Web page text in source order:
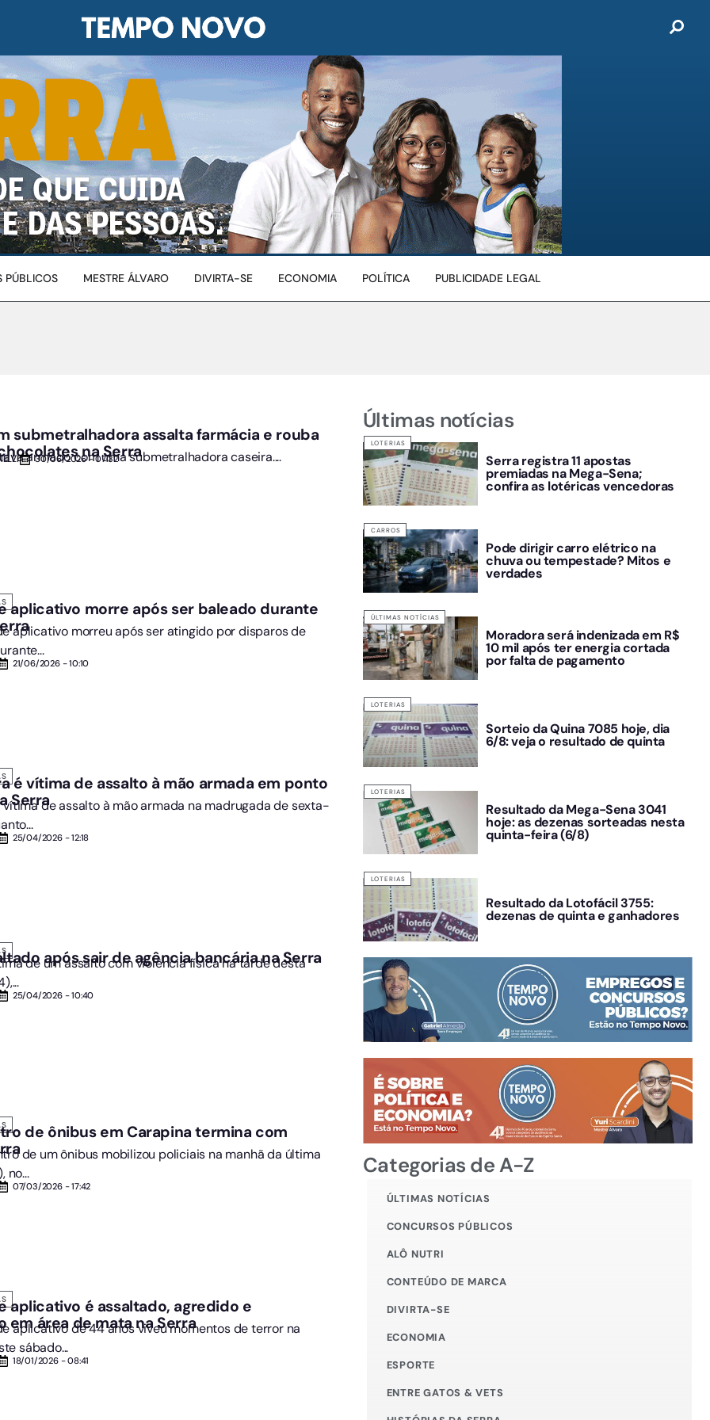
PÚBLICOS MESTRE ÁLVARO DIVIRTA-SE ECONOMIA POLÍTICA PUBLICIDADE LEGAL
submetralhadora assalta farmácia e rouba
na Serra
armado com uma submetralhadora caseira....
30/06/2026 - 07:32
aplicativo morre após ser baleado durante
aplicativo morreu após ser atingido por disparos de
21/06/2026 - 10:10
é vítima de assalto à mão armada em ponto
Serra
vítima de assalto à mão armada na madrugada de sexta-
25/04/2026 - 12:18
após sair de agência bancária na Serra
de um assalto com violência física na tarde desta
25/04/2026 - 10:40
de ônibus em Carapina termina com
de um ônibus mobilizou policiais na manhã da última
no...
07/03/2026 - 17:42
aplicativo é assaltado, agredido e
em área de mata na Serra
aplicativo de 44 anos viveu momentos de terror na
sábado...
18/01/2026 - 08:41
Últimas notícias
LOTERIAS
Serra registra 11 apostas
premiadas na Mega-Sena;
confira as lotéricas vencedoras
CARROS
Pode dirigir carro elétrico na
chuva ou tempestade? Mitos e
verdades
ÚLTIMAS NOTÍCIAS
Moradora será indenizada em R$
10 mil após ter energia cortada
por falta de pagamento
LOTERIAS
Sorteio da Quina 7085 hoje, dia
6/8: veja o resultado de quinta
LOTERIAS
Resultado da Mega-Sena 3041
hoje: as dezenas sorteadas nesta
quinta-feira (6/8)
LOTERIAS
Resultado da Lotofácil 3755:
dezenas de quinta e ganhadores
Categorias de A-Z
ÚLTIMAS NOTÍCIAS
CONCURSOS PÚBLICOS
ALÔ NUTRI
CONTEÚDO DE MARCA
DIVIRTA-SE
ECONOMIA
ESPORTE
ENTRE GATOS & VETS